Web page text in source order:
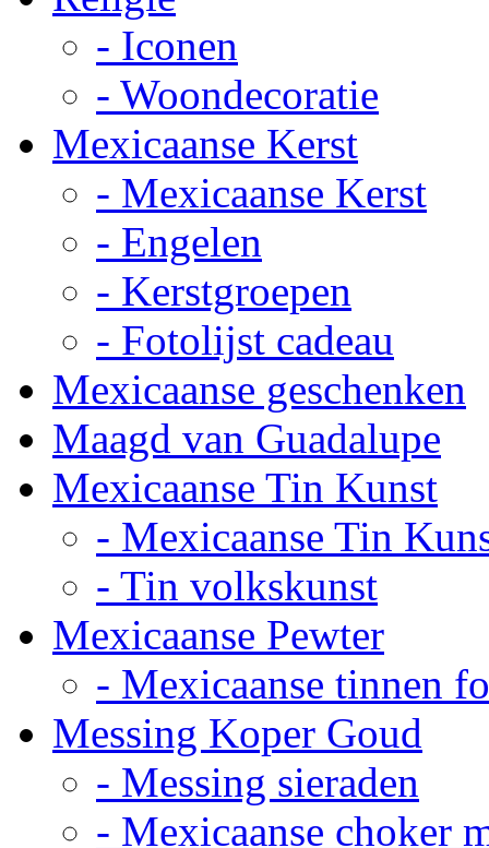
- Iconen
- Woondecoratie
Mexicaanse Kerst
- Mexicaanse Kerst
- Engelen
- Kerstgroepen
- Fotolijst cadeau
Mexicaanse geschenken
Maagd van Guadalupe
Mexicaanse Tin Kunst
- Mexicaanse Tin
- Tin volkskunst
Mexicaanse Pewter
- Mexicaanse tinnen
Messing Koper Goud
- Messing sieraden
- Mexicaanse choker